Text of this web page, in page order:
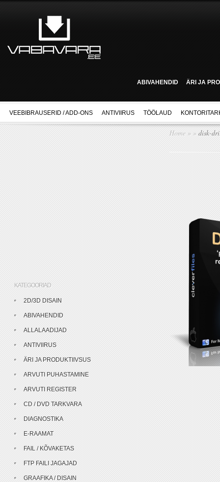
ABIVAHENDID ÄRI JA
VEEBIBRAUSERID / ADD-ONS ANTIVIIRUS TÖÖLAUD
Home » » disk-
KATEGOORIAD
2D/3D DISAIN
ABIVAHENDID
ALLALAADIJAD
ANTIVIIRUS
ÄRI JA PRODUKTIIVSUS
ARVUTI PUHASTAMINE
ARVUTI REGISTER
CD / DVD TARKVARA
DIAGNOSTIKA
E-RAAMAT
FAIL / KÕVAKETAS
FTP FAILI JAGAJAD
GRAAFIKA / DISAIN